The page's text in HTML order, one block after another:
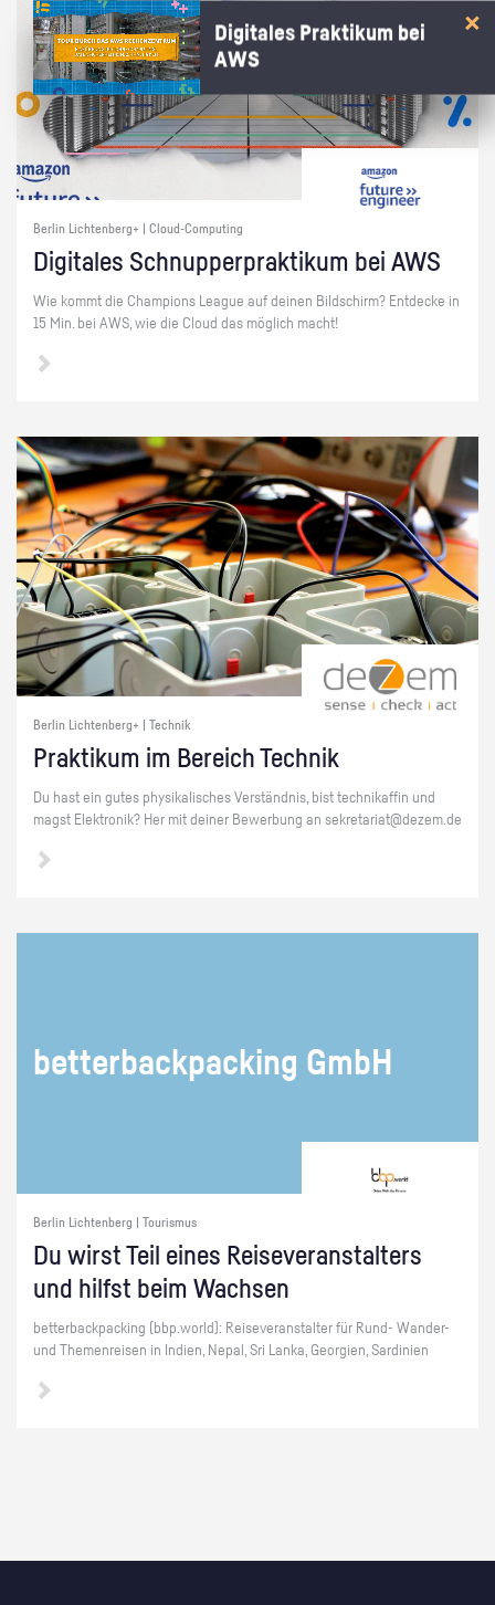
Berlin Lichtenberg+ | Cloud-Computing
Di­gi­ta­les Schnup­per­prak­ti­kum bei AWS
Wie kommt die Cham­pi­ons Le­ague auf dei­nen Bild­schirm? Ent­de­cke in
15 Min. bei AWS, wie die Cloud das mög­lich macht!
Berlin Lichtenberg+ | Technik
Prak­ti­kum im Be­reich Tech­nik
Du hast ein gutes phy­si­ka­li­sches Ver­ständ­nis, bist tech­ni­kaf­fin und
magst Elek­tro­nik? Her mit dei­ner Be­wer­bung an se­kre­ta­ri­at@​dezem.​de
bet­ter­back­packing GmbH
Berlin Lichtenberg | Tourismus
Du wirst Teil eines Rei­se­ver­an­stal­ters
und hilfst beim Wach­sen
bet­ter­back­packing (bbp.​world): Rei­se­ver­an­stal­ter für Rund- Wan­der-
und The­men­rei­sen in In­di­en, Nepal, Sri Lanka, Ge­or­gi­en, Sar­di­ni­en
Digitales Praktikum bei
AWS